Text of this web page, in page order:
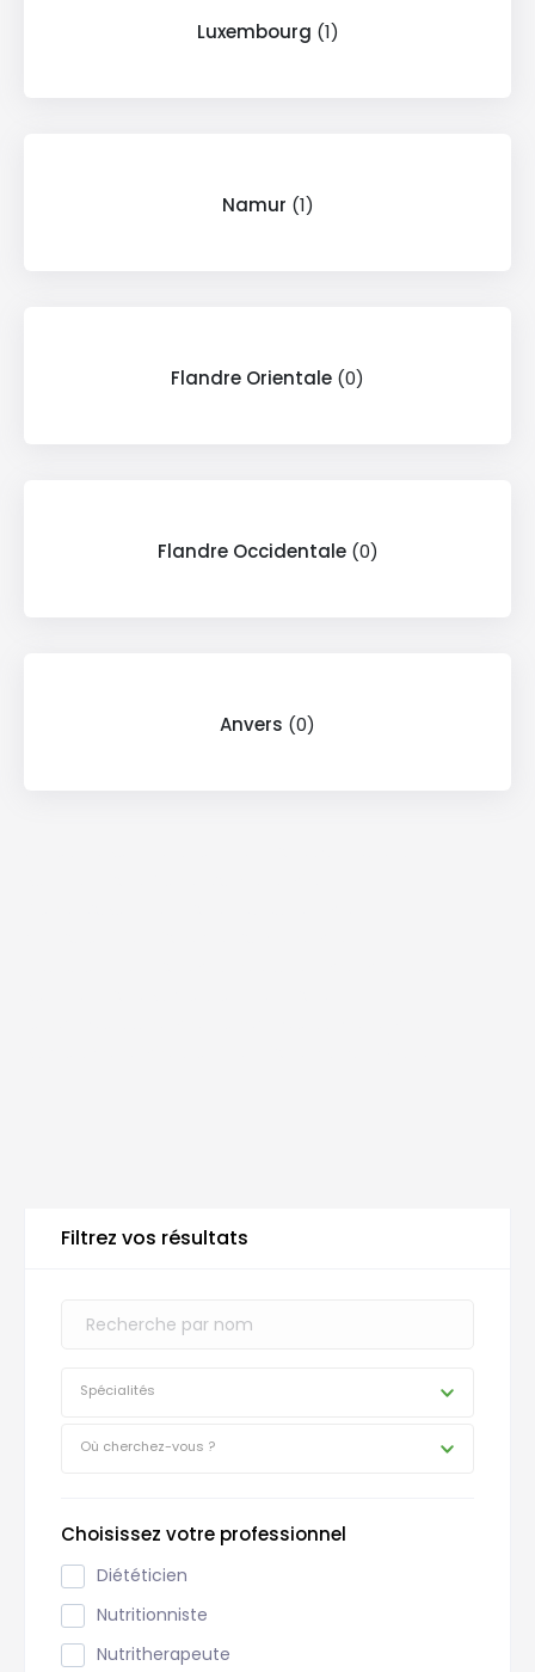
Luxembourg (1)
Namur (1)
Flandre Orientale (0)
Flandre Occidentale (0)
Anvers (0)
Filtrez vos résultats
Spécialités
Où cherchez-vous ?
Choisissez votre professionnel
Diététicien
Nutritionniste
Nutritherapeute